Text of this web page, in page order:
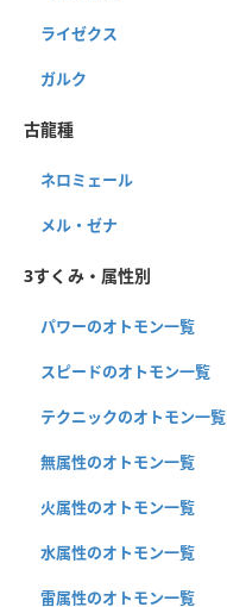
ライゼクス
ガルク
古龍種
ネロミェール
メル・ゼナ
3すくみ・属性別
パワーのオトモン一覧
スピードのオトモン一覧
テクニックのオトモン一覧
無属性のオトモン一覧
火属性のオトモン一覧
水属性のオトモン一覧
雷属性のオトモン一覧